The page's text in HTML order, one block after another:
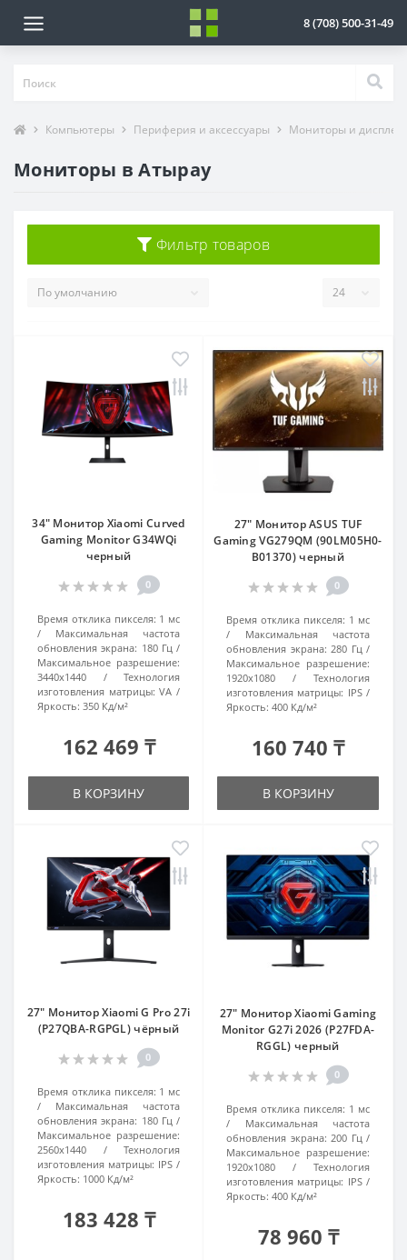
8 (708) 500-31-49
Компьютеры Периферия и аксессуары Мониторы и дисплеи
Мониторы в Атырау
Фильтр товаров
34" Монитор Xiaomi Curved
Gaming Monitor G34WQi
черный
0
Время отклика пикселя: 1 мс
Максимальная частота
обновления экрана: 180 Гц
Максимальное разрешение:
3440x1440
Технология
изготовления матрицы: VA
Яркость: 350 Кд/м²
162 469 ₸
В КОРЗИНУ
27" Монитор ASUS TUF
Gaming VG279QM (90LM05H0-
B01370) черный
0
Время отклика пикселя: 1 мс
Максимальная частота
обновления экрана: 280 Гц
Максимальное разрешение:
1920x1080
Технология
изготовления матрицы: IPS
Яркость: 400 Кд/м²
160 740 ₸
В КОРЗИНУ
27" Монитор Xiaomi G Pro 27i
(P27QBA-RGPGL) чёрный
0
Время отклика пикселя: 1 мс
Максимальная частота
обновления экрана: 180 Гц
Максимальное разрешение:
2560x1440
Технология
изготовления матрицы: IPS
Яркость: 1000 Кд/м²
183 428 ₸
27" Монитор Xiaomi Gaming
Monitor G27i 2026 (P27FDA-
RGGL) черный
0
Время отклика пикселя: 1 мс
Максимальная частота
обновления экрана: 200 Гц
Максимальное разрешение:
1920x1080
Технология
изготовления матрицы: IPS
Яркость: 400 Кд/м²
78 960 ₸